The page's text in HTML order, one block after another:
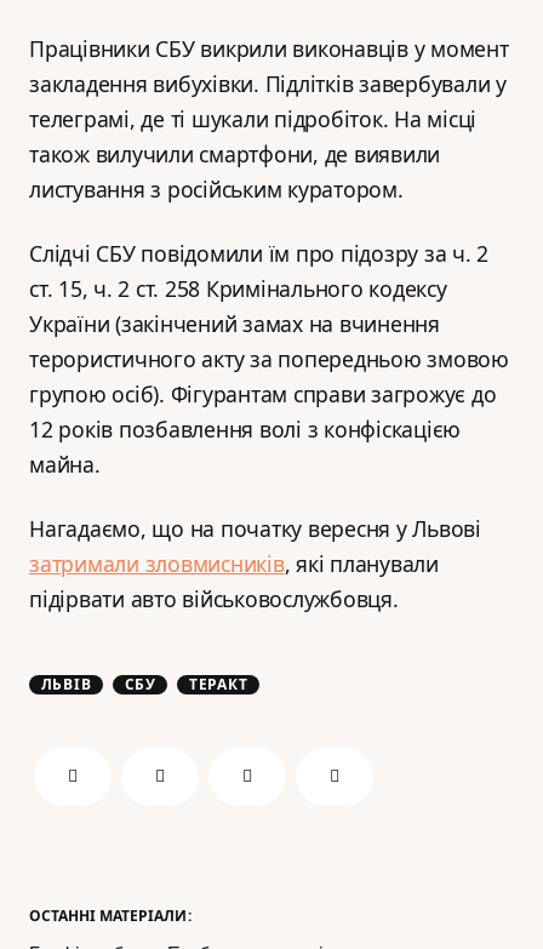
ОСТАННІ МАТЕРІАЛИ:
Працівники СБУ викрили виконавців у момент
закладення вибухівки. Підлітків завербували у
телеграмі, де ті шукали підробіток. На місці
також вилучили смартфони, де виявили
листування з російським куратором.
Слідчі СБУ повідомили їм про підозру за ч. 2
ст. 15, ч. 2 ст. 258 Кримінального кодексу
України (закінчений замах на вчинення
терористичного акту за попередньою змовою
групою осіб). Фігурантам справи загрожує до
12 років позбавлення волі з конфіскацією
майна.
Нагадаємо, що на початку вересня у Львові
затримали зловмисників, які планували
підірвати авто військовослужбовця.
ЛЬВІВ СБУ ТЕРАКТ